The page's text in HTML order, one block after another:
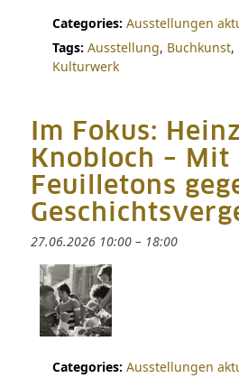
Categories: Ausstellungen
Tags: Ausstellung, Buchkunst,
Kulturwerk
Im Fokus: Heinz
Knobloch – Mit
Feuilletons
27.06.2026 10:00– 18:00
Categories: Ausstellungen